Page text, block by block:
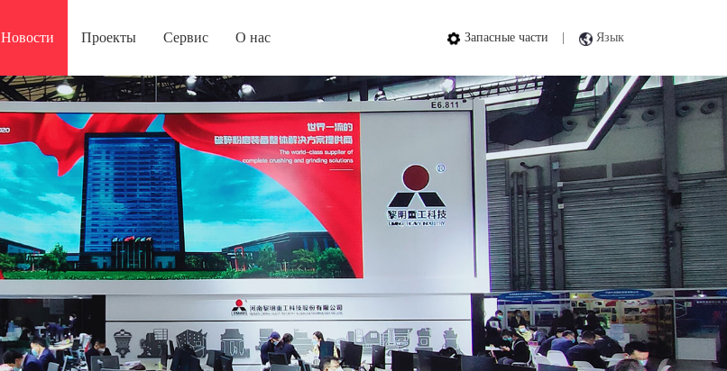
Новости Проекты Сервис О нас Запасные части Язык